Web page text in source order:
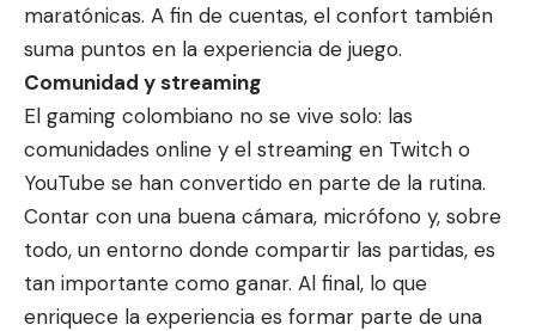
maratónicas. A fin de cuentas, el confort también
suma puntos en la experiencia de juego.
Comunidad y streaming
El gaming colombiano no se vive solo: las
comunidades online y el streaming en Twitch o
YouTube se han convertido en parte de la rutina.
Contar con una buena cámara, micrófono y, sobre
todo, un entorno donde compartir las partidas, es
tan importante como ganar. Al final, lo que
enriquece la experiencia es formar parte de una